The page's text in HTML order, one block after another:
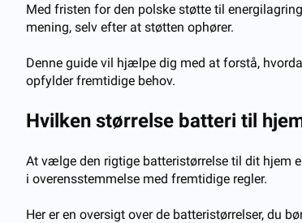
Med fristen for den polske støtte til
mening, selv efter at støtten ophører.
Denne guide vil hjælpe dig med at forstå,
opfylder fremtidige behov.
Hvilken størrelse batteri til
At vælge den rigtige batteristørrelse til dit hjem
i overensstemmelse med fremtidige regler.
Her er en oversigt over de batteristørrelser, du